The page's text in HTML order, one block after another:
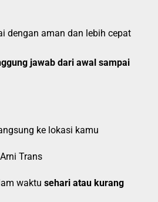
dengan aman dan lebih cepat
jawab dari awal sampai
ke lokasi kamu
Trans
waktu sehari atau kurang